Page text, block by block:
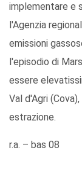
implementare e
l'Agenzia
emissioni
l'episodio di
essere
Val d'Agri
estrazione.
r.a. – bas 08